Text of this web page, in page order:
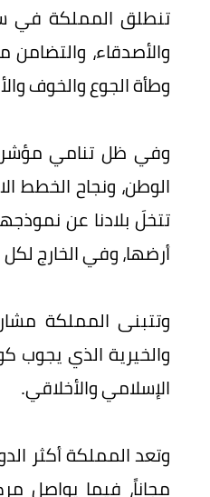
تنطلق المملكة في
والأصدقاء،
وطأة الجوع والخوف
وفي ظل تنامي
الوطن، ونجاح الخطط
تتخلَ بلادنا عن
أرضها، وفي الخارج
وتتبنى المملكة
والخيرية الذي يجوب
الإسلامي والأخلاقي.
وتعد المملكة أكثر
مجاناً، فيما يواصل